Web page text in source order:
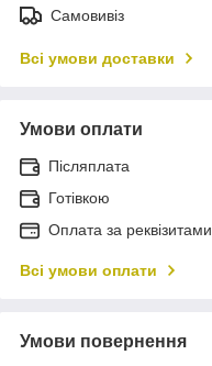
Самовивіз
Всі умови доставки
Умови оплати
Післяплата
Готівкою
Оплата за реквізитами
Всі умови оплати
Умови повернення